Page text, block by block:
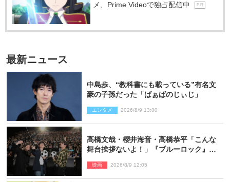
メ、Prime Videoで独占配信中
P R
最新ニュース
中島歩、“教科書にも載っている”有名文
豪の子孫だった「ばぁばのじぃじ」
エンタメ 2026/8/9 13:00
高橋文哉・櫻井海音・高橋恭平「こんな
舞台挨拶ないよ！」『ブルーロック』自
映画 2026/8/9 12:05